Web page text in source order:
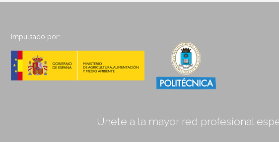
Impulsado por:
Únete a la mayor red profesional